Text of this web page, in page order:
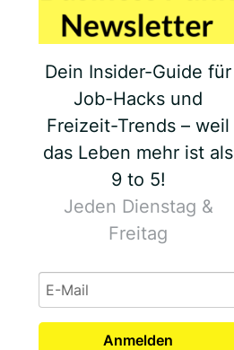
Dein Insider-Guide für
Job-Hacks und
Freizeit-Trends – weil
das Leben mehr ist als
9 to 5!
Jeden Dienstag &
Freitag
Anmelden